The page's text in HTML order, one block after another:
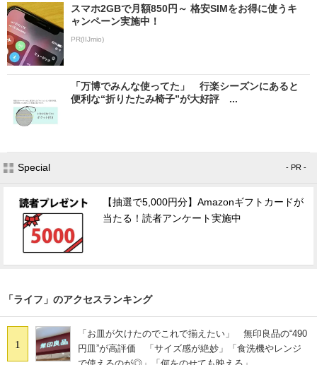
スマホ2GBで月額850円～ 格安SIMをお得に使うキ
ャンペーン実施中！
PR(IIJmio)
「万博でみんな使ってた」 行楽シーズンにあると
便利な“折りたたみ椅子”が大好評 ...
Special - PR -
【抽選で5,000円分】Amazonギフトカードが
当たる！読者アンケート実施中
「ライフ」のアクセスランキング
1
「お皿が欠けたのでこれで揃えたい」 無印良品の“490
円皿”が高評価 「サイズ感が絶妙」「食洗機やレンジ